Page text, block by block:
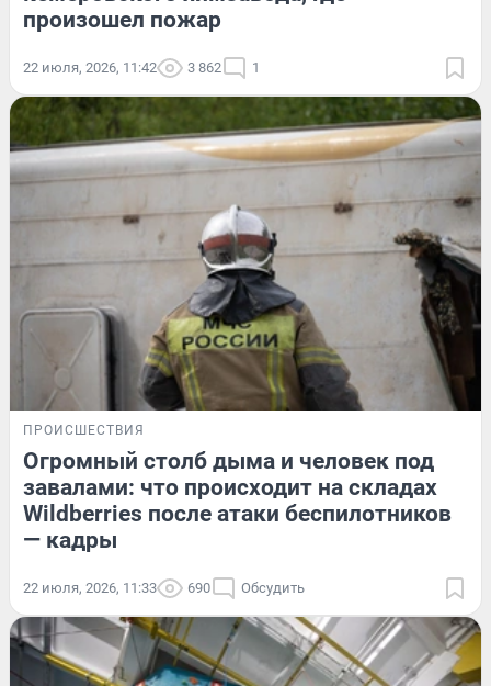
произошел пожар
22 июля, 2026, 11:42 3 862 1
ПРОИСШЕСТВИЯ
Огромный столб дыма и человек под
завалами: что происходит на складах
Wildberries после атаки беспилотников
— кадры
22 июля, 2026, 11:33 690 Обсудить